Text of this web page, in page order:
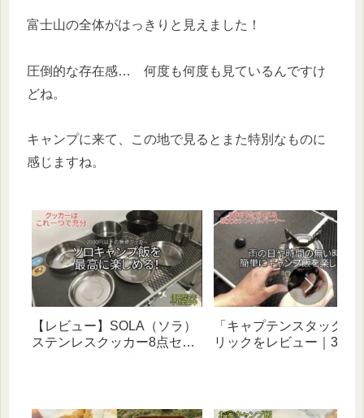
富士山の全体がはっきりと見えました！
圧倒的な存在感… 何度も何度も見ているんですけ
どね。
キャンプに来て、この地で見るとまた特別なものに
感じますね。
【レビュー】SOLA（ソラ）
ステンレスクッカー8点セッ
「キャプテンスタッグ」
リックをレビュー｜3年